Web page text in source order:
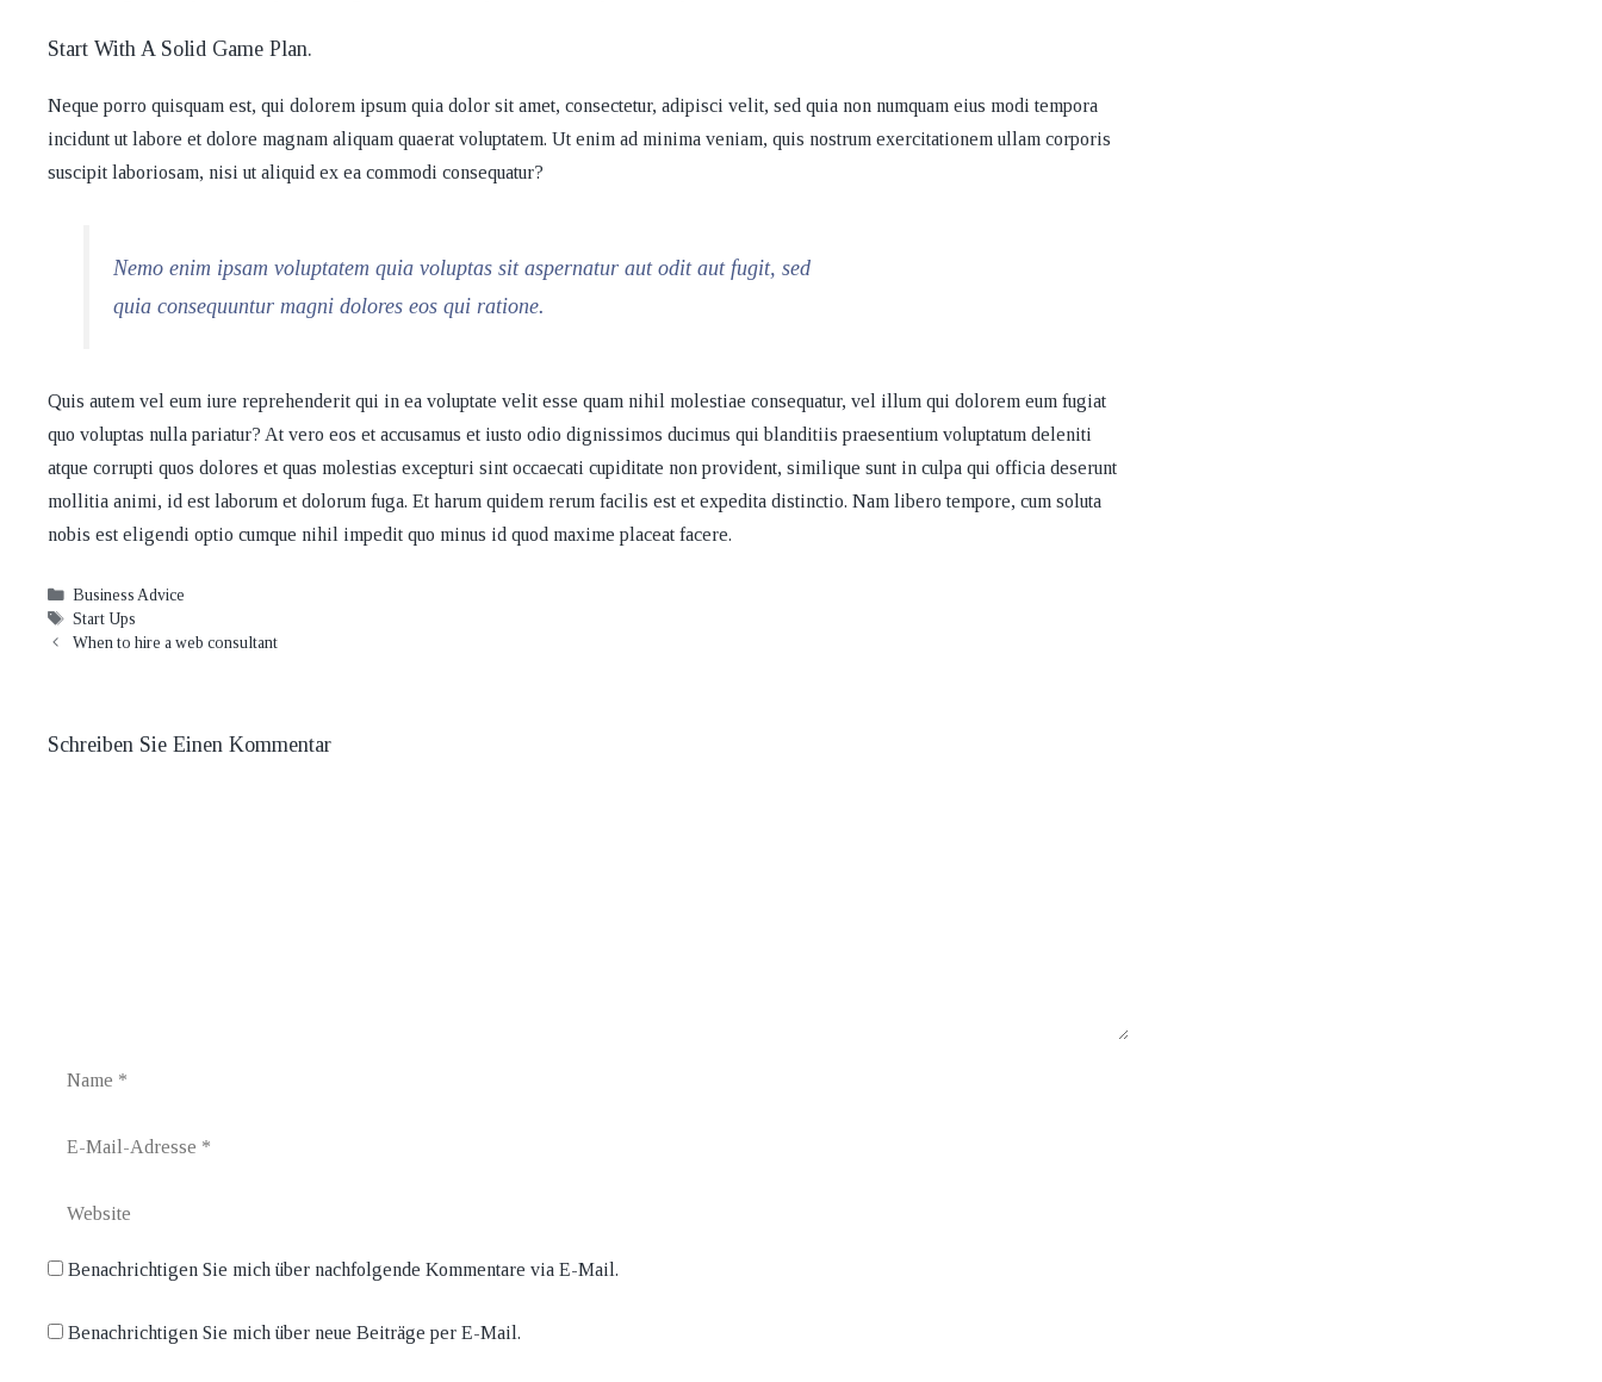
Start With A Solid Game Plan.
Neque porro quisquam est, qui dolorem ipsum quia dolor sit amet, consectetur, adipisci velit, sed quia non numquam eius modi tempora
incidunt ut labore et dolore magnam aliquam quaerat voluptatem. Ut enim ad minima veniam, quis nostrum exercitationem ullam corporis
suscipit laboriosam, nisi ut aliquid ex ea commodi consequatur?
Nemo enim ipsam voluptatem quia voluptas sit aspernatur aut odit aut fugit, sed
quia consequuntur magni dolores eos qui ratione.
Quis autem vel eum iure reprehenderit qui in ea voluptate velit esse quam nihil molestiae consequatur, vel illum qui dolorem eum fugiat
quo voluptas nulla pariatur? At vero eos et accusamus et iusto odio dignissimos ducimus qui blanditiis praesentium voluptatum deleniti
atque corrupti quos dolores et quas molestias excepturi sint occaecati cupiditate non provident, similique sunt in culpa qui officia deserunt
mollitia animi, id est laborum et dolorum fuga. Et harum quidem rerum facilis est et expedita distinctio. Nam libero tempore, cum soluta
nobis est eligendi optio cumque nihil impedit quo minus id quod maxime placeat facere.
Kategorien
Business Advice
Schlagwörter
Start Ups
When to hire a web consultant
Schreiben Sie Einen Kommentar
Name
Adresse
Website
Benachrichtigen Sie mich über nachfolgende Kommentare via E-Mail.
Benachrichtigen Sie mich über neue Beiträge per E-Mail.